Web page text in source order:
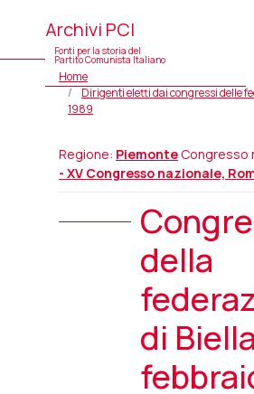
Archivi PCI
Fonti per la storia del
Partito Comunista Italiano
Home
Dirigenti eletti dai congressi delle
1989
Regione: PiemonteCongresso
- XV Congresso nazionale,
della
di